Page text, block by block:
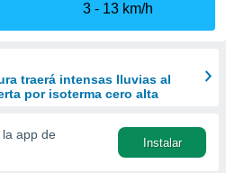
3
13 km/h
traerá intensas lluvias al
por isoterma cero alta
la app de
Instalar